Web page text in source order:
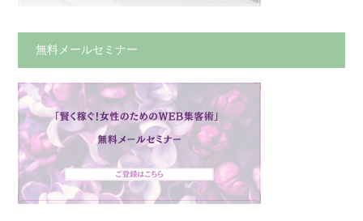
無料メールセミナー